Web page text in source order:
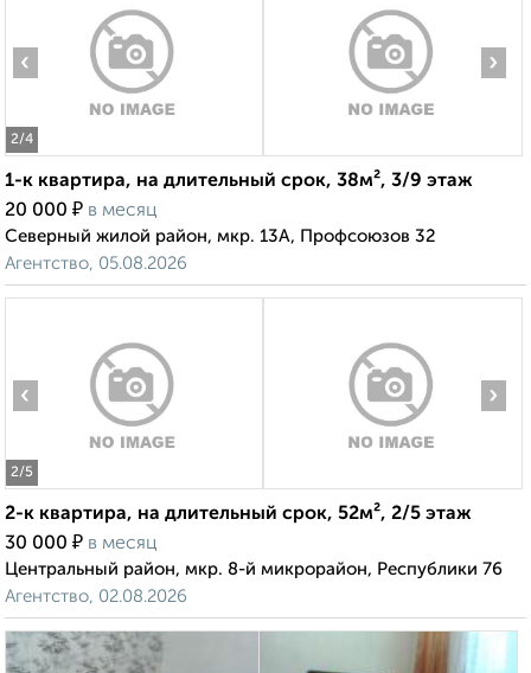
2/4
‹ ›
1-к квартира, на длительный срок, 38м², 3/9 этаж
20 000 ₽ в месяц
Северный жилой район, мкр. 13А, Профсоюзов 32
Агентство, 05.08.2026
2/5
‹ ›
2-к квартира, на длительный срок, 52м², 2/5 этаж
30 000 ₽ в месяц
Центральный район, мкр. 8-й микрорайон, Республики 76
Агентство, 02.08.2026